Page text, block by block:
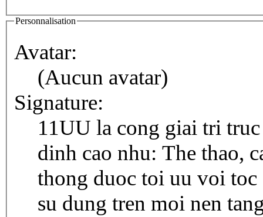
Personnalisation
Avatar:
(Aucun avatar)
Signature:
11UU la cong giai tri
dinh cao nhu: The thao,
thong duoc toi uu voi toc
su dung tren moi nen